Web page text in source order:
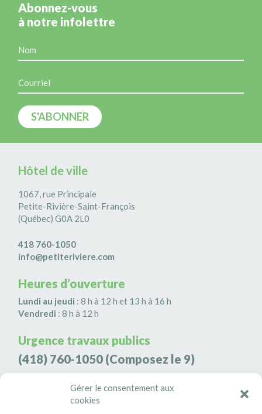
Gérer le consentement aux
cookies
Abonnez-vous
à notre infolettre
Hôtel de ville
1067, rue Principale
Petite-Rivière-Saint-François
(Québec) G0A 2L0
418 760-1050
info@petiteriviere.com
Heures d’ouverture
Lundi au jeudi : 8 h à 12 h et 13 h à 16 h
Vendredi : 8 h à 12 h
Urgence travaux publics
(418) 760-1050 (Composez le 9)
Agence de sécurité S3K9
(418) 808-9566